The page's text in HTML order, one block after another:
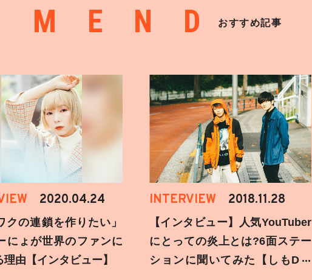
おすすめ記事
2020.04.24
クの連鎖を作りたい」
にょが世界のファンに
由【インタビュー】
INTERVIEW 2018.11.28
【インタビュー】人気YouTuber
にとっての炎上とは?6面ステー
ションに聞いてみた【しもD遅